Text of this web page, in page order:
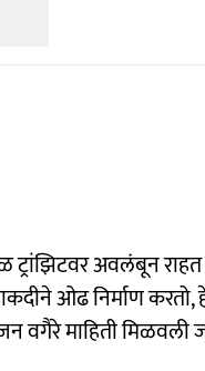
अवलंबून राहत
ताकदीने ओढ निर्माण
वगैरे माहिती मिळवली